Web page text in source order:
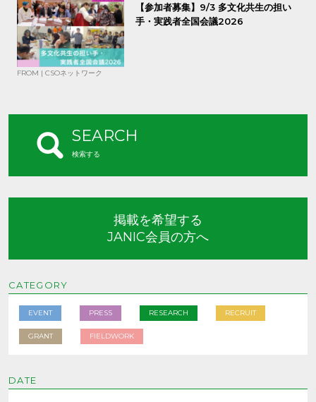
【参加者募集】9/3 多文化共生の担い
手・実践者全国会議2026
FROM | CSOネットワーク
SEARCH
検索する
掲載を希望する
JANIC会員の方へ
CATEGORY
EVENT PRESS RESEARCH RECRUIT
GRANT FIELDWORK
DATE